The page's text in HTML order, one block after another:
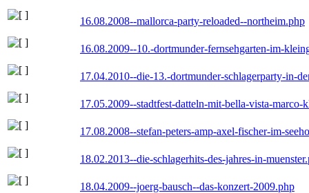
16.08.2008--mallorca-party-reloaded--northeim.php
16.08.2009--10.-dortmunder-fernsehgarten-im-
17.04.2010--die-13.-dortmunder-schlagerparty-in-
17.05.2009--stadtfest-datteln-mit-bella-vista-marco-
17.08.2008--stefan-peters-amp-axel-fischer-im-
18.02.2013--die-schlagerhits-des-jahres-in-
18.04.2009--joerg-bausch--das-konzert-2009.php